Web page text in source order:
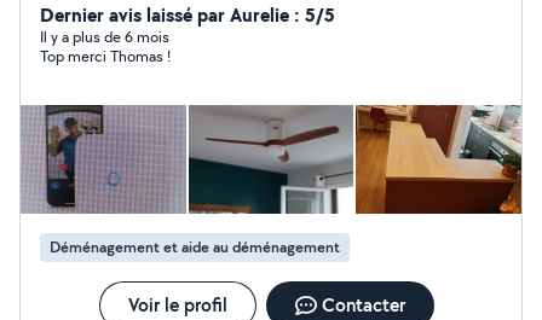
Montage interphone RING Je peux monter vos roues
sur votre véhicule. Transporter deux roues, tondeuse
ect.. Un problème ? posez moi votre question ! Soit je
compétences et je vous dis clairement que je ne sais
pas faire.
Dernier avis laissé par Aurelie : 5/5
Il y a plus de 6 mois
Top merci Thomas !
Déménagement et aide au déménagement
Voir le profil Contacter